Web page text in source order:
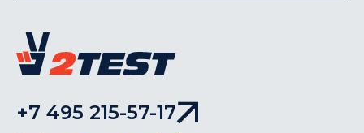
+7 495 215-57-17